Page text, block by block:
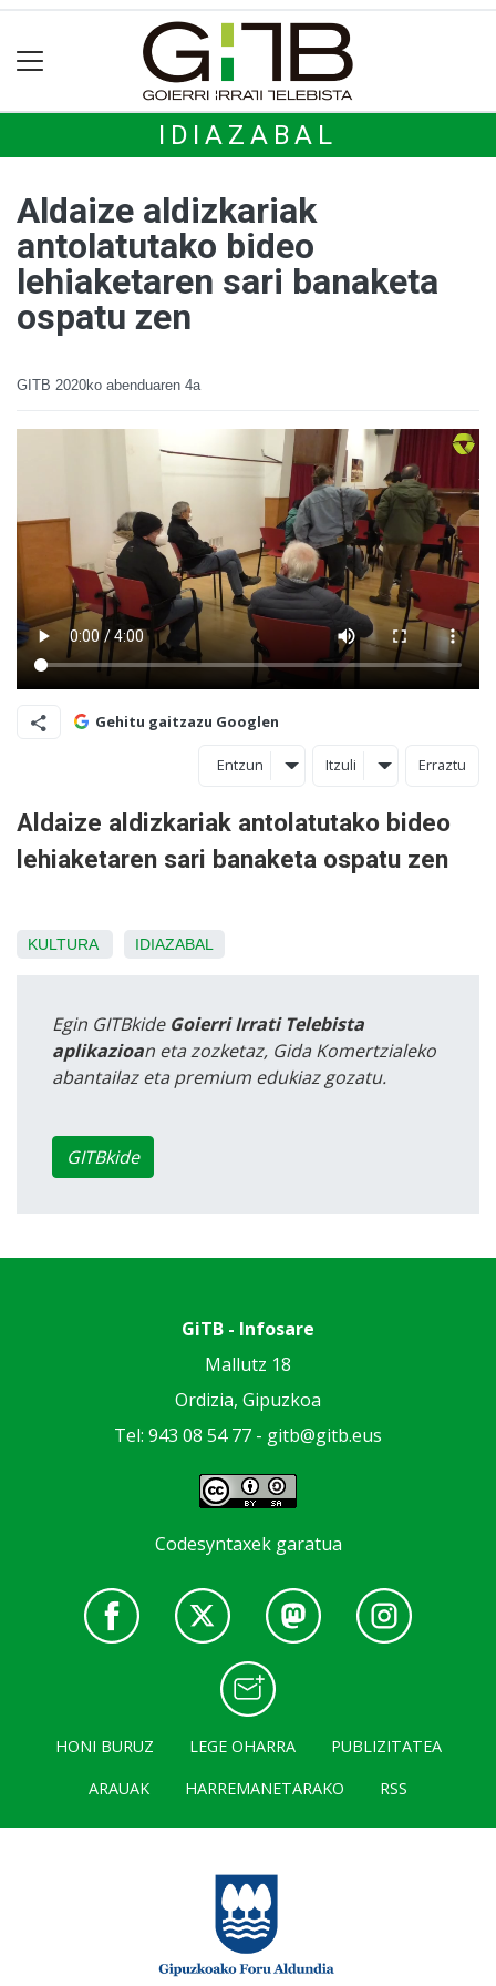
IDIAZABAL
Aldaize aldizkariak
antolatutako bideo
lehiaketaren sari banaketa
ospatu zen
GITB 2020ko abenduaren 4a
Gehitu gaitzazu Googlen
Entzun Itzuli Erraztu
Aldaize aldizkariak antolatutako bideo
lehiaketaren sari banaketa ospatu zen
KULTURA IDIAZABAL
Egin GITBkide Goierri Irrati Telebista
aplikazioan eta zozketaz, Gida Komertzialeko
abantailaz eta premium edukiaz gozatu.
GITBkide
GiTB - Infosare
Mallutz 18
Ordizia, Gipuzkoa
Tel: 943 08 54 77 - gitb@gitb.eus
Codesyntaxek garatua
HONI BURUZ LEGE OHARRA
PUBLIZITATEA
ARAUAK
HARREMANETARAKO RSS